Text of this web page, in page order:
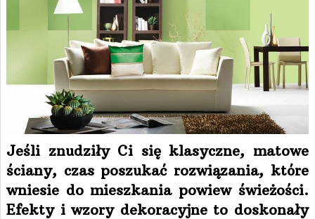
Jeśli znudziły Ci się klasyczne, matowe
ściany, czas poszukać rozwiązania, które
wniesie do mieszkania powiew świeżości.
Efekty i wzory dekoracyjne to doskonały